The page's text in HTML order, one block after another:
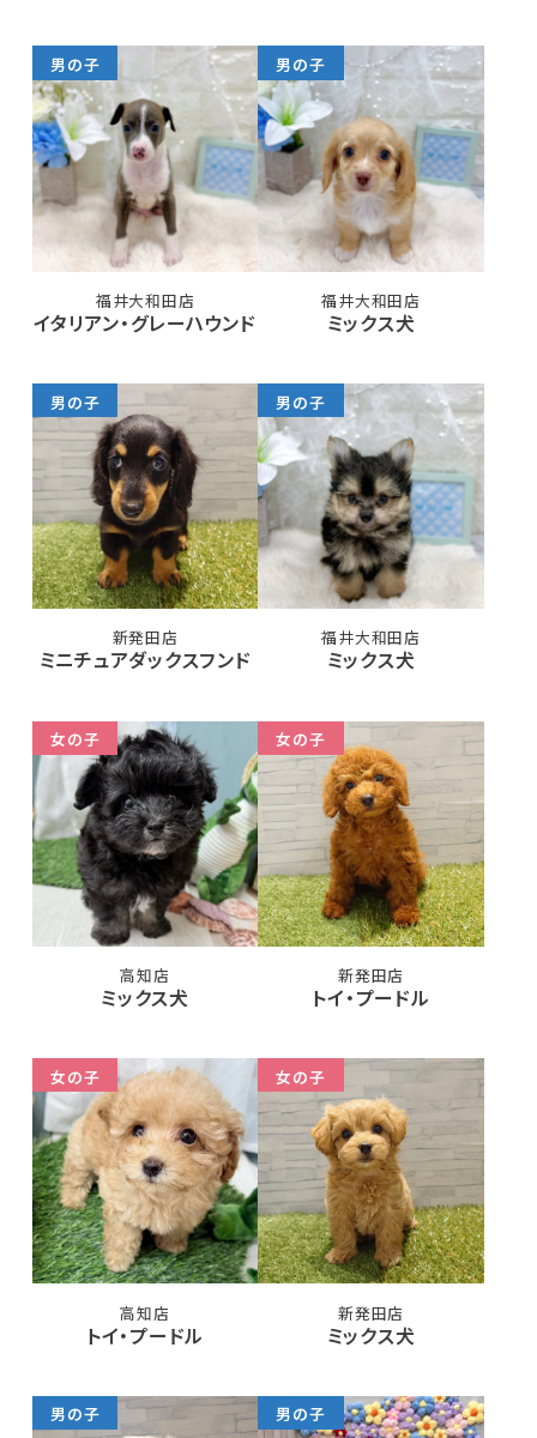
男の子
福井大和田店
イタリアン・グレーハウンド
男の子
福井大和田店
ミックス犬
男の子
新発田店
ミニチュアダックスフンド
男の子
福井大和田店
ミックス犬
女の子
高知店
ミックス犬
女の子
新発田店
トイ・プードル
女の子
高知店
トイ・プードル
女の子
新発田店
ミックス犬
男の子 男の子